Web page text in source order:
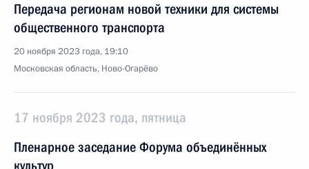
Передача регионам новой техники для системы
общественного транспорта
20 ноября 2023 года, 19:10
Московская область, Ново-Огарёво
17 ноября 2023 года, пятница
Пленарное заседание Форума объединённых
культур